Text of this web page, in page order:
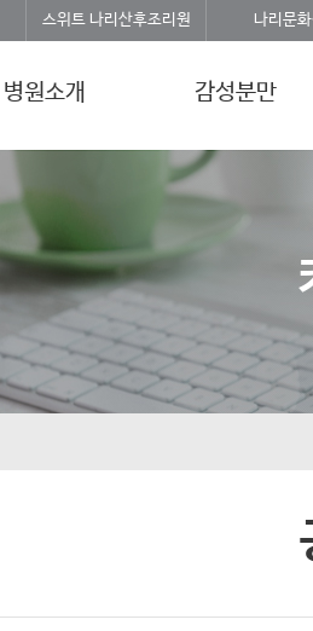
스위트 나리산후조리원 나리문화
병원소개 감성분만